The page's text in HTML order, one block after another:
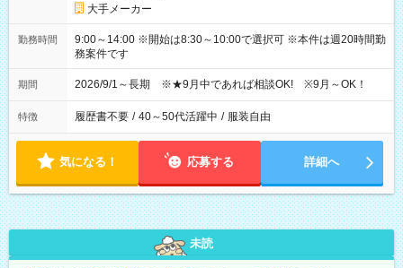
大手メーカー
勤務時間
9:00～14:00 ※開始は8:30～10:00で選択可 ※本件は週20時間勤
務案件です
期間 2026/9/1～長期 ※★9月中であれば相談OK! ※9月～OK！
特徴 履歴書不要 / 40～50代活躍中 / 服装自由
気になる！ 応募する 詳細へ
未読